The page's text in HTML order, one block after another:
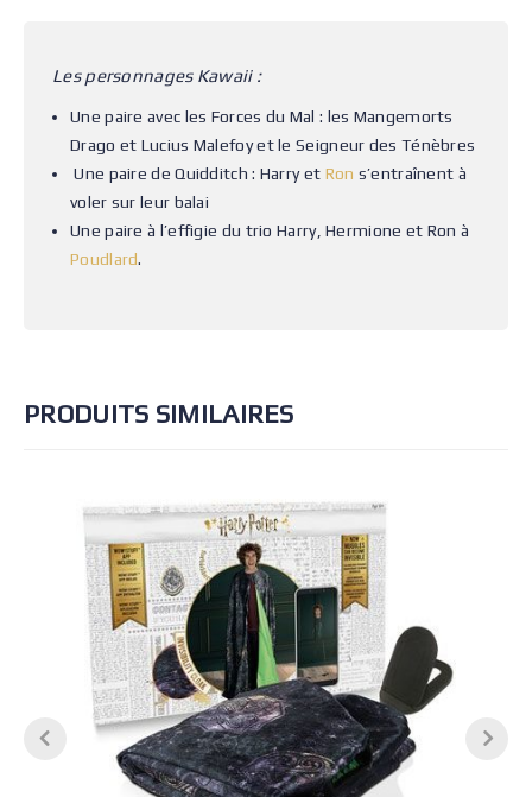
Les personnages Kawaii :
Une paire avec les Forces du Mal : les Mangemorts
Drago et Lucius Malefoy et le Seigneur des Ténèbres
Une paire de Quidditch : Harry et Ron s’entraînent à
voler sur leur balai
Une paire à l’effigie du trio Harry, Hermione et Ron à
Poudlard.
PRODUITS SIMILAIRES